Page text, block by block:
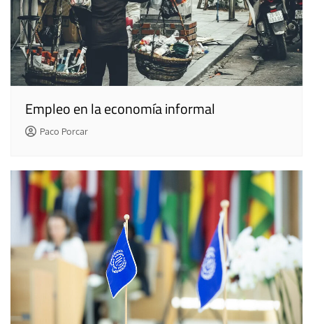
Empleo en la economía informal
Paco Porcar